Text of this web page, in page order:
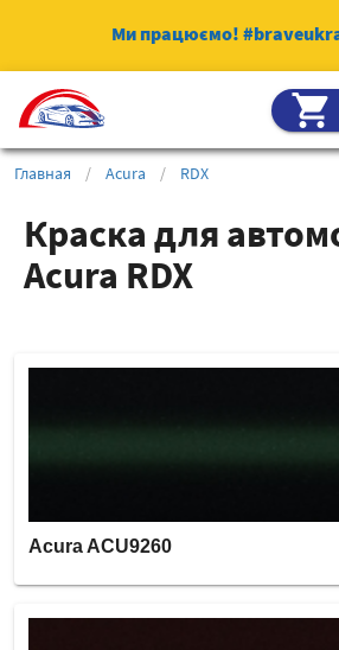
Ми працюємо!
shopping_cart
Главная / Acura / RDX
Краска для
Acura RDX
Acura ACU9260